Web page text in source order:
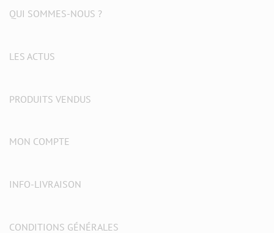
QUI SOMMES-NOUS ?
LES ACTUS
PRODUITS VENDUS
MON COMPTE
INFO-LIVRAISON
CONDITIONS GÉNÉRALES